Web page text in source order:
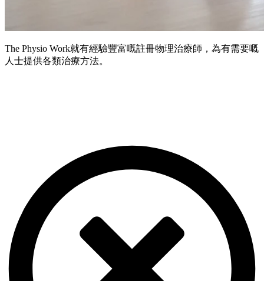
The Physio Work就有經驗豐富嘅註冊物理治療師，為有需要嘅
人士提供各類治療方法。